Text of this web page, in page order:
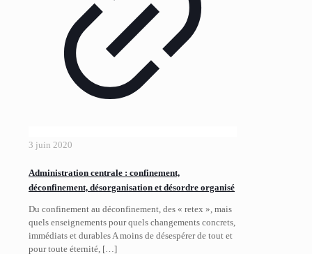
3 juin 2020
Administration centrale : confinement,
déconfinement, désorganisation et désordre organisé
Du confinement au déconfinement, des « retex », mais
quels enseignements pour quels changements concrets,
immédiats et durables A moins de désespérer de tout et
pour toute éternité, […]